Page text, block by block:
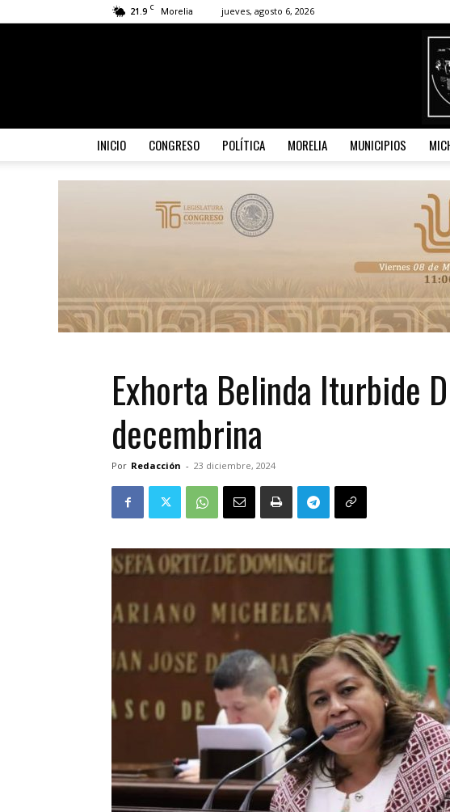
21.9 C Morelia jueves, agosto 6, 2026
INICIO CONGRESO POLÍTICA MORELIA MUNICIPIOS
Exhorta Belinda Iturbide
decembrina
Por Redacción - 23 diciembre, 2024